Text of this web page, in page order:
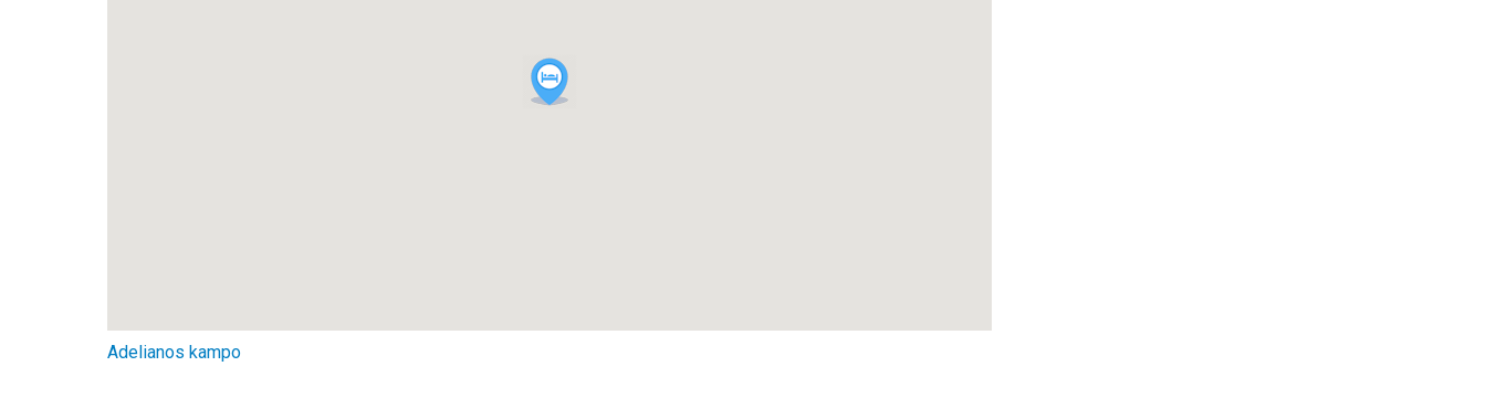
Adelianos kampo